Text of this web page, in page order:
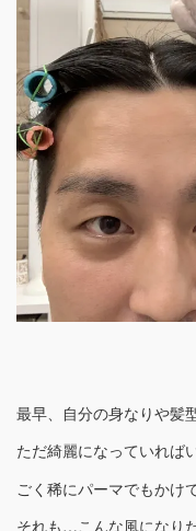
最早、自分の身なりや髪
ただ綺麗になっていれば
ごく稀にパーマでもかけ
それも…こんな風になり